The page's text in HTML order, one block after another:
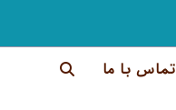
تماس با ما جستجوی